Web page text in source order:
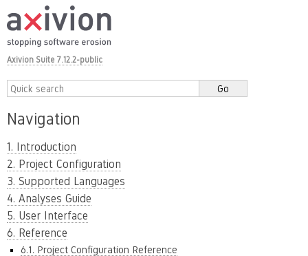
Axivion Suite 7.12.2-public
Navigation
1. Introduction
2. Project Configuration
3. Supported Languages
4. Analyses Guide
5. User Interface
6. Reference
6.1. Project Configuration Reference